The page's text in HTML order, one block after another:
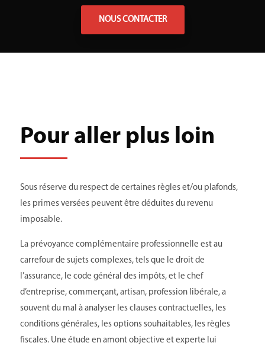
NOUS CONTACTER
Pour aller plus loin
Sous réserve du respect de certaines règles et/ou plafonds,
les primes versées peuvent être déduites du revenu
imposable.
La prévoyance complémentaire professionnelle est au
carrefour de sujets complexes, tels que le droit de
l’assurance, le code général des impôts, et le chef
d’entreprise, commerçant, artisan, profession libérale, a
souvent du mal à analyser les clauses contractuelles, les
conditions générales, les options souhaitables, les règles
fiscales. Une étude en amont objective et experte lui